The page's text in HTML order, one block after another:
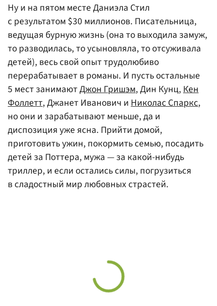
Ну и на пятом месте Даниэла Стил
с результатом $30 миллионов. Писательница,
ведущая бурную жизнь (она то выходила замуж,
то разводилась, то усыновляла, то отсуживала
детей), весь свой опыт трудолюбиво
перерабатывает в романы. И пусть остальные
5 мест занимаютДжон Гришэм, Дин Кунц, Кен
Фоллетт, Джанет Иванович и Николас Спаркс,
но они и зарабатывают меньше, да и
диспозиция уже ясна. Прийти домой,
приготовить ужин, покормить семью, посадить
детей за Поттера, мужа — за какой-нибудь
триллер, и если остались силы, погрузиться
в сладостный мир любовных страстей.